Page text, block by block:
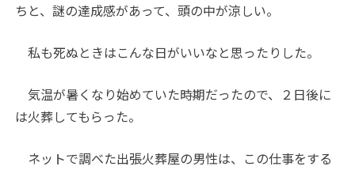
ちと、謎の達成感があって、頭の中が涼しい。
私も死ぬときはこんな日がいいなと思ったりした。
気温が暑くなり始めていた時期だったので、２日後に
は火葬してもらった。
ネットで調べた出張火葬屋の男性は、この仕事をする